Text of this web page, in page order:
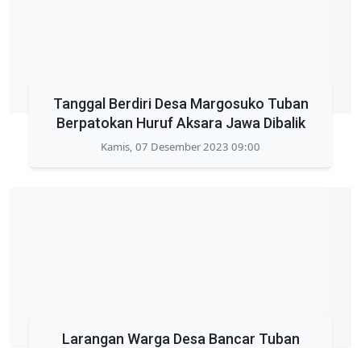
Tanggal Berdiri Desa Margosuko Tuban
Berpatokan Huruf Aksara Jawa Dibalik
Kamis, 07 Desember 2023 09:00
Larangan Warga Desa Bancar Tuban